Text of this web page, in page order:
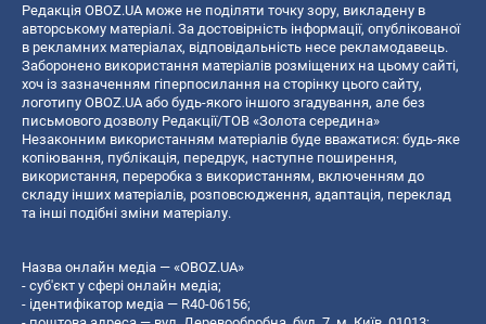
Редакція OBOZ.UA може не поділяти точку зору, викладену в
авторському матеріалі. За достовірність інформації, опублікованої
в рекламних матеріалах, відповідальність несе рекламодавець.
Заборонено використання матеріалів розміщених на цьому сайті,
хоч із зазначенням гіперпосилання на сторінку цього сайту,
логотипу OBOZ.UA або будь-якого іншого згадування, але без
письмового дозволу Редакції/ТОВ «Золота середина»
Незаконним використанням матеріалів буде вважатися: будь-яке
копiювання, публiкацiя, передрук, наступне поширення,
використання, переробка з використанням, включенням до
складу інших матеріалів, розповсюдження, адаптація, переклад
та інші подібні зміни матеріалу.
Назва онлайн медіа — «OBOZ.UA»
- суб'єкт у сфері онлайн медіа;
- ідентифікатор медіа — R40-06156;